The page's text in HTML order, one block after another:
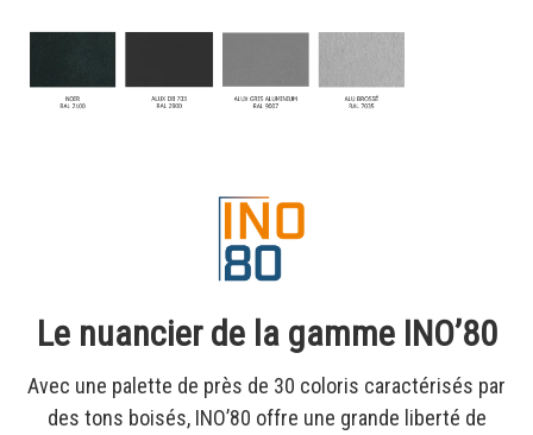
Le nuancier de la gamme INO’80
Avec une palette de près de 30 coloris caractérisés par
des tons boisés, INO’80 offre une grande liberté de